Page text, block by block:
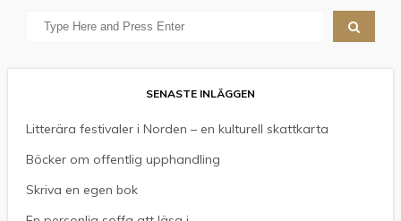
SENASTE INLÄGGEN
Litterära festivaler i Norden – en kulturell skattkarta
Böcker om offentlig upphandling
Skriva en egen bok